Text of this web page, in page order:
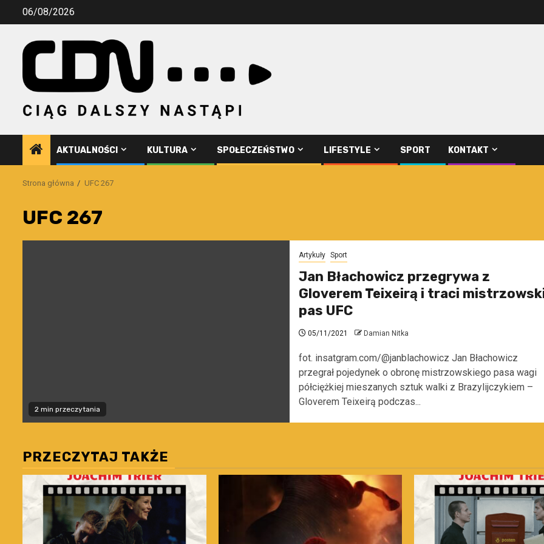
Przejdź06/08/2026
AKTUALNOŚCI KULTURA SPOŁECZEŃSTWO LIFESTYLE SPORT KONTAKT
Strona główna UFC 267
UFC 267
2 min przeczytania
Artykuły Sport
Jan Błachowicz przegrywa z
Gloverem Teixeirą i traci
pas UFC
05/11/2021 Damian Nitka
fot. insatgram.com/@janblachowicz Jan Błachowicz
przegrał pojedynek o obronę mistrzowskiego pasa wagi
półciężkiej mieszanych sztuk walki z Brazylijczykiem –
Gloverem Teixeirą podczas...
PRZECZYTAJ TAKŻE